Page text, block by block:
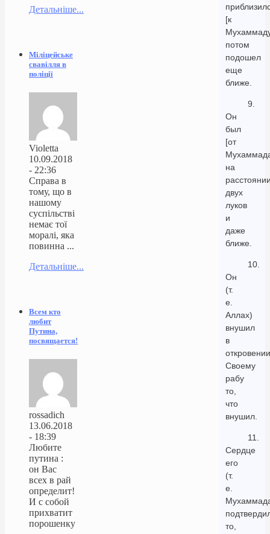
[к
потом
подошел
еще
ближе.
9.
Он
был
[от
на
двух
луков
и
даже
ближе.
10.
Он
(т.
е.
Аллах)
внушил
в
откровении
Своему
рабу
то,
что
внушил.
11.
Сердце
его
(т.
е.
то,
Детальніше...
Міліцейське
свавілля в
поліції
Violetta
10.09.2018
- 22:36
Справа в
тому, що в
нашому
суспільстві
немає тої
моралі, яка
повинна ...
Детальніше...
Всем кто
любит
Путина,
посвящается!
rossadich
13.06.2018
- 18:39
Любите
путина :
он Вас
всех в рай
определит!
И с собой
прихватит
порошенку